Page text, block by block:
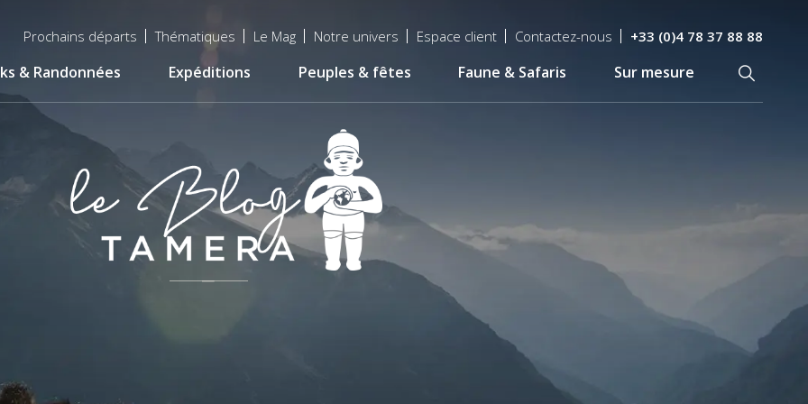
Menu
Prochains départs Thématiques Le Mag Notre univers Espace client Contactez-nous +33 (0)4 78 37 88 88
& Randonnées Expéditions Peuples & fêtes Faune & Safaris Sur mesure